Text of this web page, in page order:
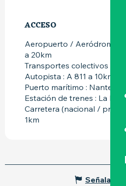
ACCESO
ACCESO
Aeropuerto / Aeródromo :
a 20km
Transportes colectivos :
Autopista : A 811 a 10km
Puerto marítimo : Nantes
Estación de trenes : La
Carretera (nacional /
1km
Señalar un